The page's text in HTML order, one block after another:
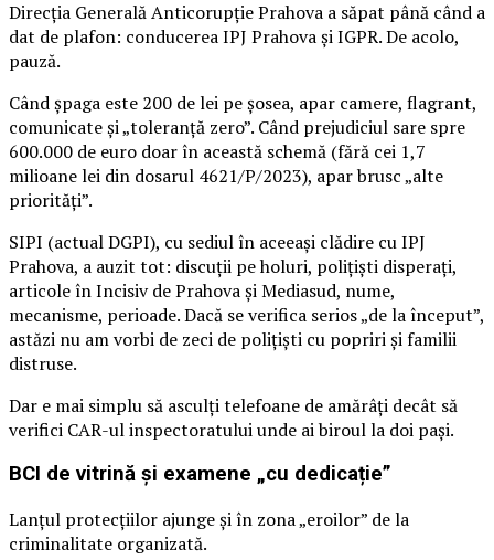
Direcția Generală Anticorupție Prahova a săpat până când a
dat de plafon: conducerea IPJ Prahova și IGPR. De acolo,
pauză.
Când șpaga este 200 de lei pe șosea, apar camere, flagrant,
comunicate și „toleranță zero”. Când prejudiciul sare spre
600.000 de euro doar în această schemă (fără cei 1,7
milioane lei din dosarul 4621/P/2023), apar brusc „alte
priorități”.
SIPI (actual DGPI), cu sediul în aceeași clădire cu IPJ
Prahova, a auzit tot: discuții pe holuri, polițiști disperați,
articole în Incisiv de Prahova și Mediasud, nume,
mecanisme, perioade. Dacă se verifica serios „de la început”,
astăzi nu am vorbi de zeci de polițiști cu popriri și familii
distruse.
Dar e mai simplu să asculți telefoane de amărâți decât să
verifici CAR-ul inspectoratului unde ai biroul la doi pași.
BCI de vitrină și examene „cu dedicație”
Lanțul protecțiilor ajunge și în zona „eroilor” de la
criminalitate organizată.